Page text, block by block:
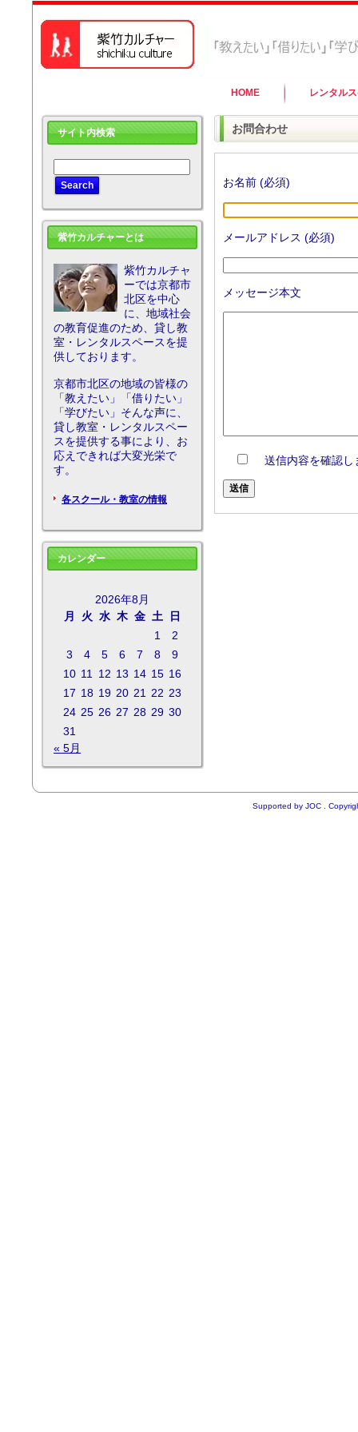
HOME レンタル
サイト内検索
紫竹カルチャーとは
紫竹カルチャ
ーでは京都市
北区を中心
に、地域社会
の教育促進のため、貸し教
室・レンタルスペースを提
供しております。
京都市北区の地域の皆様の
「教えたい」「借りたい」
「学びたい」そんな声に、
貸し教室・レンタルスペー
スを提供する事により、お
応えできれば大変光栄で
す。
各スクール・教室の情報
カレンダー
2026年8月
月
火 水 木 金 土
日
1
2
3
4 5 6 7 8
9
10 11 12 13 14 15 16
17 18 19 20 21 22 23
24 25 26 27 28 29 30
31
« 5月
お問合わせ
お名前 (必須)
メールアドレス (必須)
メッセージ本文
送信内容を確認し
Supported by JOC.